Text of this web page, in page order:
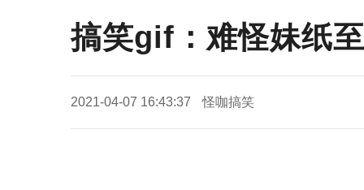
搞笑gif：难怪妹纸
2021-04-07 16:43:37 怪咖搞笑